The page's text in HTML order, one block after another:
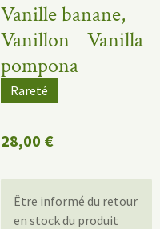
Vanille banane,
Vanillon - Vanilla
pompona
Rareté
28,00 €
Être informé du retour
en stock du produit